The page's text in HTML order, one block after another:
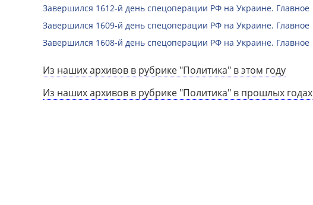
Завершился 1612-й день спецоперации РФ на Украине. Главное
Завершился 1609-й день спецоперации РФ на Украине. Главное
Завершился 1608-й день спецоперации РФ на Украине. Главное
Из наших архивов в рубрике "Политика" в этом году
Из наших архивов в рубрике "Политика" в прошлых годах